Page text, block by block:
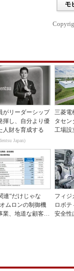
モ
がリーダーシップ
揮し、自分より優
人財を育成する
Japan)
三菱電
タセン
工場設
連“だけじゃな
ムロンの制御機
業、地道な顧客基
フィジ
ロボテ
安全性